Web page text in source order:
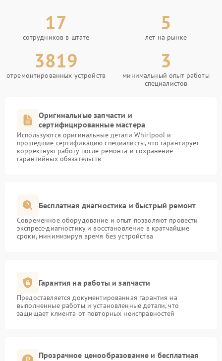
17
сотрудников в штате
5
лет на рынке
3819
отремонтированных устройств
3
минимальный опыт работы
специалистов
Оригинальные запчасти и
сертифицированные мастера
Используются оригинальные детали Whirlpool и
прошедшие сертификацию специалисты, что гарантирует
корректную работу после ремонта и сохранение
гарантийных обязательств
Бесплатная диагностика и быстрый ремонт
Современное оборудование и опыт позволяют провести
экспресс-диагностику и восстановление в кратчайшие
сроки, минимизируя время без устройства
Гарантия на работы и запчасти
Предоставляется документированная гарантия на
выполненные работы и установленные детали, что
защищает клиента от повторных неисправностей
Прозрачное ценообразование и бесплатная